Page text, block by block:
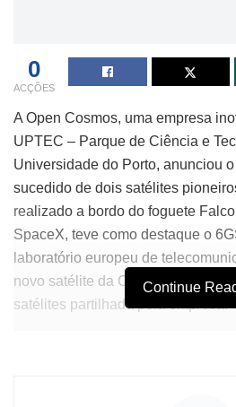
0
ACÇÕES
A Open Cosmos, uma empresa
UPTEC – Parque de Ciência e
Universidade do Porto, anunciou
sucedido de dois satélites
realizado a bordo do foguete
SpaceX, teve como destaque o
laboratório europeu de
novo satélite da Open
satélites partilhada pela empresa.
Continue